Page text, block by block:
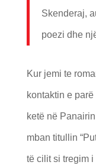
Skenderaj,
poezi dhe
Kur jemi te
kontaktin e
ketë në
mban titullin
të cilit si tregim